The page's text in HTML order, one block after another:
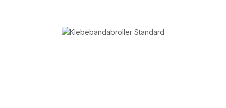
Bildergalerie überspringen